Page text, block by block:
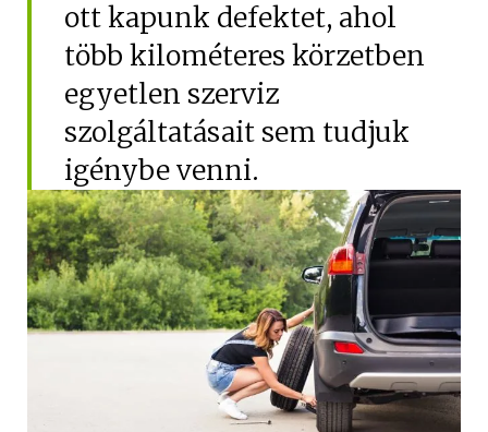
Hűtőautó bérlés
Feltételek
Szolgáltatások
Gy.i.k.
Blog
Kapcsolat
ott kapunk defektet, ahol
több kilométeres körzetben
egyetlen szerviz
szolgáltatásait sem tudjuk
igénybe venni.